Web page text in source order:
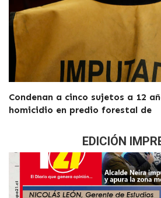
Condenan a cinco sujetos a 12
homicidio en predio forestal de
EDICIÓN